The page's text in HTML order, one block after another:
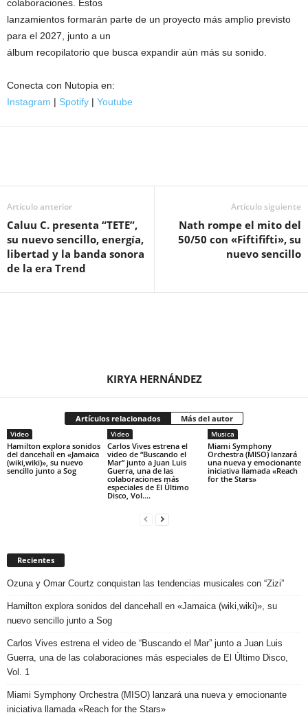
colaboraciones. Estos
lanzamientos formarán parte de un proyecto más amplio previsto
para el 2027, junto a un
álbum recopilatorio que busca expandir aún más su sonido.
Conecta con Nutopia en:
Instagram | Spotify | Youtube
Artículo anterior
Caluu C. presenta “TETE”,
su nuevo sencillo, energía,
libertad y la banda sonora
de la era Trend
Artículo siguiente
Nath rompe el mito del
50/50 con «Fiftififti», su
nuevo sencillo
KIRYA HERNÁNDEZ
Artículos relacionados Más del autor
Video
Hamilton explora sonidos
del dancehall en «Jamaica
(wiki,wiki)», su nuevo
sencillo junto a Sog
Video
Carlos Vives estrena el
video de “Buscando el
Mar” junto a Juan Luis
Guerra, una de las
colaboraciones más
especiales de El Último
Disco, Vol....
Musica
Miami Symphony
Orchestra (MISO) lanzará
una nueva y emocionante
iniciativa llamada «Reach
for the Stars»
Recientes
Ozuna y Omar Courtz conquistan las tendencias musicales con “Zizi”
Hamilton explora sonidos del dancehall en «Jamaica (wiki,wiki)», su
nuevo sencillo junto a Sog
Carlos Vives estrena el video de “Buscando el Mar” junto a Juan Luis
Guerra, una de las colaboraciones más especiales de El Último Disco,
Vol. 1
Miami Symphony Orchestra (MISO) lanzará una nueva y emocionante
iniciativa llamada «Reach for the Stars»